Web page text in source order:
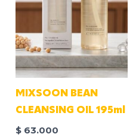
MIXSOON BEAN
CLEANSING OIL 195ml
$ 63.000